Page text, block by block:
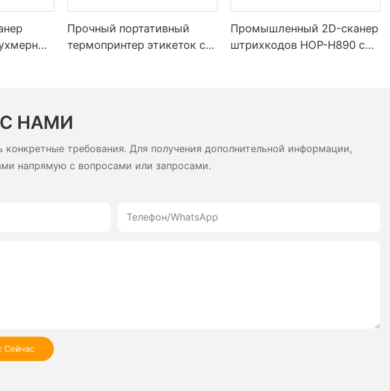
Прочный портативный
термопринтер этикеток с
этикеток и чеков, японская
печатающая головка.
Промышленный 2D-сканер
штрихкодов HOP-H890 с
НАМИ
требования. Для получения дополнительной информации,
напрямую с вопросами или запросами.
Телефон/WhatsApp
Сейчас